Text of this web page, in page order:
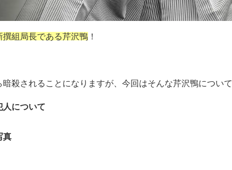
撰組局長である芹沢鴨 ！
殺されることになりますが、今回はそんな芹沢鴨について
人について
真